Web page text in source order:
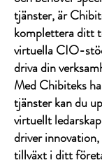
tjänster, är
komplettera ditt
virtuella CIO-
driva din
Med Chibiteks
tjänster kan du
virtuellt
driver
tillväxt i ditt